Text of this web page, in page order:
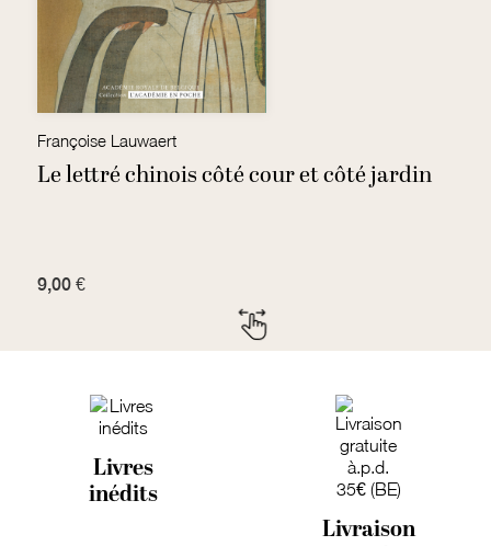
Françoise Lauwaert
Le lettré chinois côté cour et côté jardin
9,00 €
Livres
inédits
Livraison